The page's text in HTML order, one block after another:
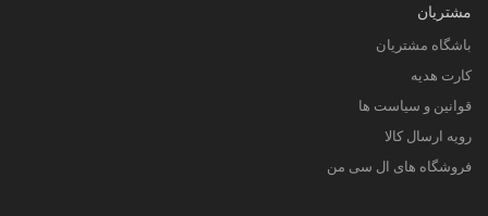
مشتریان
باشگاه مشتریان
کارت هدیه
قوانین و سیاست ها
رویه ارسال کالا
فروشگاه های ال سی من